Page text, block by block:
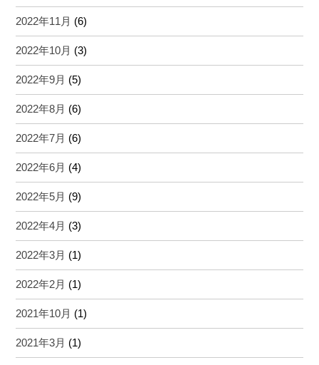
2022年11月 (6)
2022年10月 (3)
2022年9月 (5)
2022年8月 (6)
2022年7月 (6)
2022年6月 (4)
2022年5月 (9)
2022年4月 (3)
2022年3月 (1)
2022年2月 (1)
2021年10月 (1)
2021年3月 (1)